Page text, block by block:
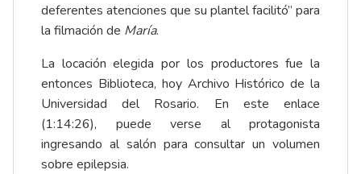
deferentes atenciones que su plantel facilitó” para
la filmación de María.
La locación elegida por los productores fue la
entonces Biblioteca, hoy Archivo Histórico de la
Universidad del Rosario. En este enlace
(1:14:26), puede verse al protagonista
ingresando al salón para consultar un volumen
sobre epilepsia.